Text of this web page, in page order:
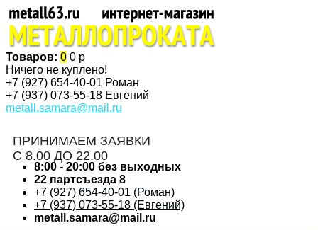
Товаров: 0 0 р
Ничего не куплено!
+7 (927) 654-40-01 Роман
+7 (937) 073-55-18 Евгений
metall.samara@mail.ru
ПРИНИМАЕМ ЗАЯВКИ
С 8.00 ДО 22.00
8:00 - 20:00 без выходных
22 партсъезда 8
+7 (927) 654-40-01 (Роман)
+7 (937) 073-55-18 (Евгений)
metall.samara@mail.ru